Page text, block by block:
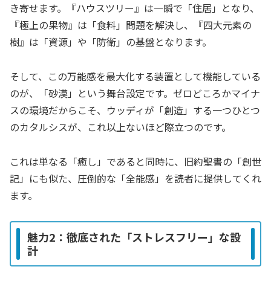
き寄せます。『ハウスツリー』は一瞬で「住居」となり、
『極上の果物』は「食料」問題を解決し、『四大元素の
樹』は「資源」や「防衛」の基盤となります。
そして、この万能感を最大化する装置として機能している
のが、「砂漠」という舞台設定です。ゼロどころかマイナ
スの環境だからこそ、ウッディが「創造」する一つひとつ
のカタルシスが、これ以上ないほど際立つのです。
これは単なる「癒し」であると同時に、旧約聖書の「創世
記」にも似た、圧倒的な「全能感」を読者に提供してくれ
ます。
魅力2：徹底された「ストレスフリー」な設
計